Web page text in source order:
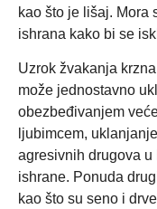
kao što je lišaj. Mora
ishrana kako bi se
Uzrok žvakanja
može jednostavno
obezbeđivanjem
ljubimcem,
agresivnih drugova
ishrane. Ponuda
kao što su seno i